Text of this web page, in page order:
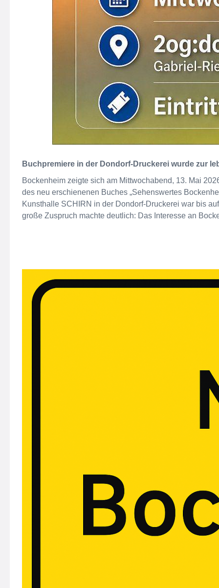
Buchpremiere in der Dondorf-Druckerei wurde zur
Bockenheim zeigte sich am Mittwochabend, 13. Mai
des neu erschienenen Buches „Sehenswertes
Kunsthalle SCHIRN in der Dondorf-Druckerei war bis
große Zuspruch machte deutlich: Das Interesse an